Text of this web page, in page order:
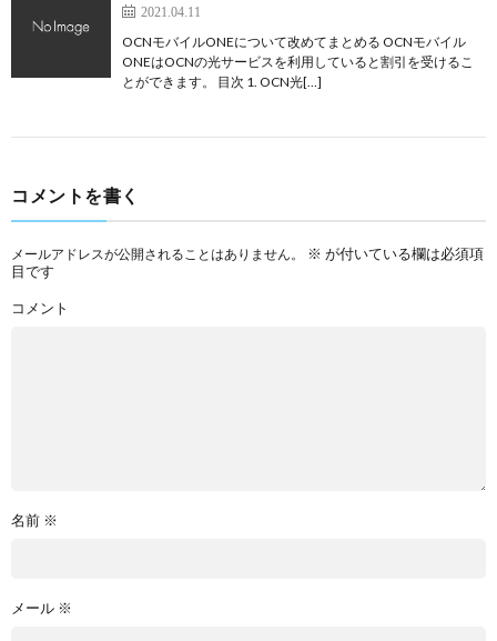
2021.04.11
OCNモバイルONEについて改めてまとめる OCNモバイル
ONEはOCNの光サービスを利用していると割引を受けるこ
とができます。 目次 1. OCN光[…]
コメントを書く
メールアドレスが公開されることはありません。 ※ が付いている欄は必須項
目です
コメント
名前 ※
メール ※